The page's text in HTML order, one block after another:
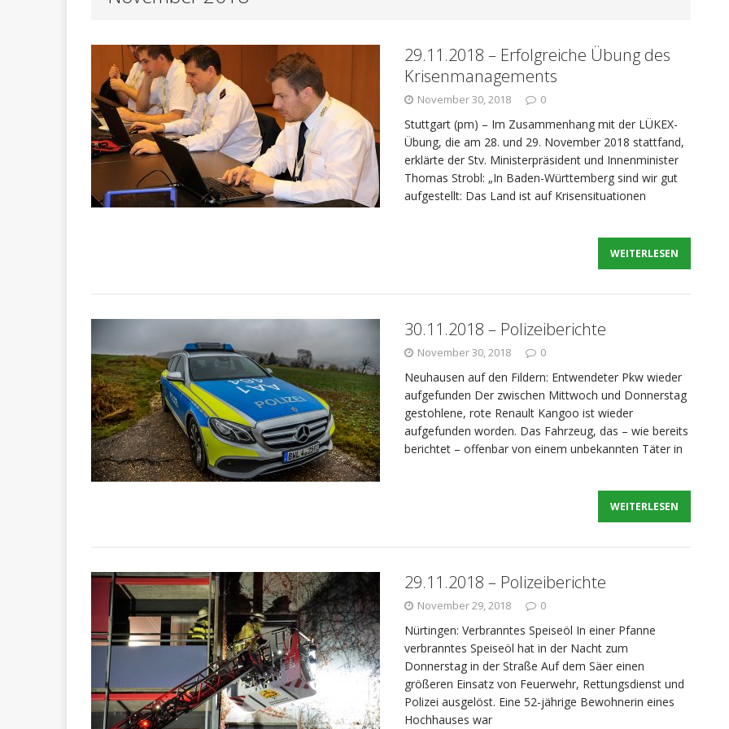
Betrug durch Schockanrufer
[ Mai 22, 2026 ] POL-RT: Widerstand geleistet POLIZEIBERICHTE
[ Mai 22, 2026 ] POL-RT: Mutmaßlicher Rauschgiftdealer in Haft
POLIZEIBERICHTE
[ Mai 25, 2026 ] POL-RT: Gasaustritt aus Pkw, Unfälle, Einbrecher gefasst
29.11.2018 – Erfolgreiche Übung des
Krisenmanagements
November 30, 2018 0
Stuttgart (pm) – Im Zusammenhang mit der LÜKEX-
Übung, die am 28. und 29. November 2018 stattfand,
erklärte der Stv. Ministerpräsident und Innenminister
Thomas Strobl: „In Baden-Württemberg sind wir gut
aufgestellt: Das Land ist auf Krisensituationen
WEITERLESEN
30.11.2018 – Polizeiberichte
November 30, 2018 0
Neuhausen auf den Fildern: Entwendeter Pkw wieder
aufgefunden Der zwischen Mittwoch und Donnerstag
gestohlene, rote Renault Kangoo ist wieder
aufgefunden worden. Das Fahrzeug, das – wie bereits
berichtet – offenbar von einem unbekannten Täter in
WEITERLESEN
29.11.2018 – Polizeiberichte
November 29, 2018 0
Nürtingen: Verbranntes Speiseöl In einer Pfanne
verbranntes Speiseöl hat in der Nacht zum
Donnerstag in der Straße Auf dem Säer einen
größeren Einsatz von Feuerwehr, Rettungsdienst und
Polizei ausgelöst. Eine 52-jährige Bewohnerin eines
Hochhauses war